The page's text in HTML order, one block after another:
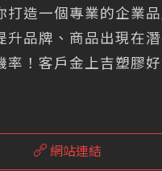
打造一個專業的企業
升品牌、商品出現在
率！客戶金上吉塑膠
網站連結